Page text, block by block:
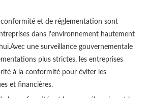
conformité et de réglementation sont
dans l'environnement hautement
une surveillance gouvernementale
plus strictes, les entreprises
à la conformité pour éviter les
et financières.